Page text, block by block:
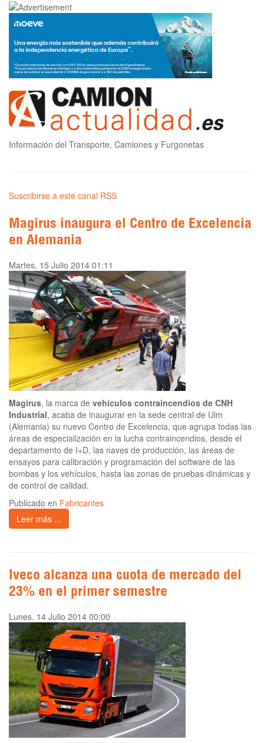
Información del Transporte, Camiones y Furgonetas
Suscribirse a este canal RSS
Magirus inaugura el Centro de Excelencia
en Alemania
Martes, 15 Julio 2014 01:11
Magirus, la marca de vehículos contraincendios de CNH
Industrial, acaba de inaugurar en la sede central de Ulm
(Alemania) su nuevo Centro de Excelencia, que agrupa todas las
áreas de especialización en la lucha contraincendios, desde el
departamento de I+D, las naves de producción, las áreas de
ensayos para calibración y programación del software de las
bombas y los vehículos, hasta las zonas de pruebas dinámicas y
de control de calidad.
Publicado en Fabricantes
Leer más ...
Iveco alcanza una cuota de mercado del
23% en el primer semestre
Lunes, 14 Julio 2014 00:00